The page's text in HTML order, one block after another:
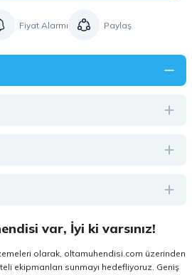
Fiyat Alarmı Paylaş
var, İyi ki varsınız!
olarak, oltamuhendisi.com üzerinden
ekipmanları sunmayı hedefliyoruz. Geniş